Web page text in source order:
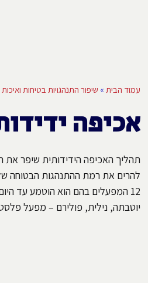
עמוד הבית » שיפור התנהגויות בטיחות ואיכות
אכיפה
תהליך האכיפה הידידותית שיפר את
להרים את רמת ההתנהגות הבטוחה
12 המפעלים בהם הוא הוטמע עד
יוטבתה, נילית, פולירם – מפעל